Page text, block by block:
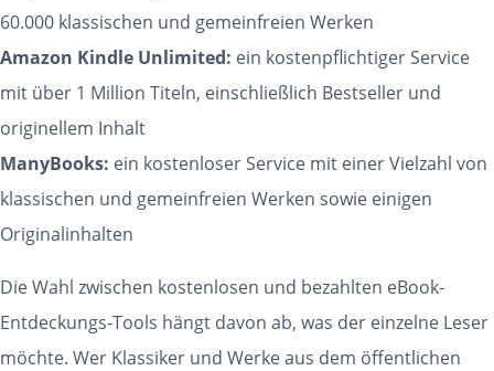
60.000 klassischen und gemeinfreien Werken
Amazon Kindle Unlimited: ein kostenpflichtiger Service
mit über 1 Million Titeln, einschließlich Bestseller und
originellem Inhalt
ManyBooks: ein kostenloser Service mit einer Vielzahl von
klassischen und gemeinfreien Werken sowie einigen
Originalinhalten
Die Wahl zwischen kostenlosen und bezahlten eBook-
Entdeckungs-Tools hängt davon ab, was der einzelne Leser
möchte. Wer Klassiker und Werke aus dem öffentlichen